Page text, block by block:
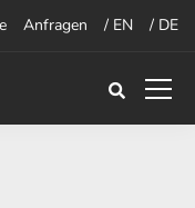
Anfragen / EN / DE